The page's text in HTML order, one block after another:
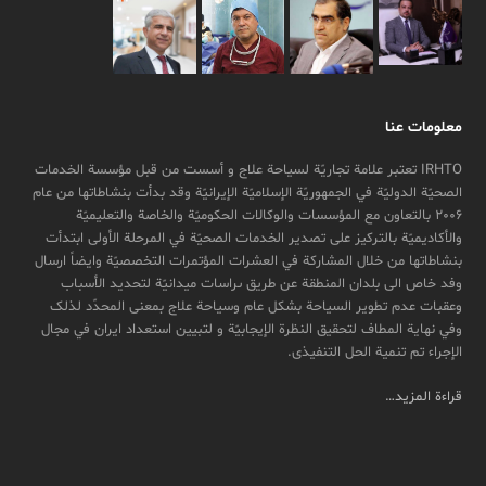
معلومات عنا
IRHTO تعتبر علامة تجاریّة لسیاحة علاج و أسست من قبل مؤسسة الخدمات
الصحیّة الدولیّة في الجمهوریّة الإسلامیّة الإیرانیّة وقد بدأت بنشاطاتها من عام
2006 بالتعاون مع المؤسسات والوکالات الحکومیّة والخاصة والتعلیمیّة
والأکادیمیّة بالترکیز علی تصدیر الخدمات الصحیّة في المرحلة الأولی ابتدأت
بنشاطاتها من خلال المشارکة في العشرات المؤتمرات التخصصیّة وایضاً ارسال
وفد خاص الی بلدان المنطقة عن طريق ىراسات ميدانیّة لتحدید الأسباب
وعقبات عدم تطویر السیاحة بشکل عام وسیاحة علاج بمعنی المحدّد لذلک
وفي نهایة المطاف لتحقیق النظرة الإیجابیّة و لتبیین استعداد ایران في مجال
الإجراء تم تنمیة الحل التنفیذی.
قراءة المزيد…